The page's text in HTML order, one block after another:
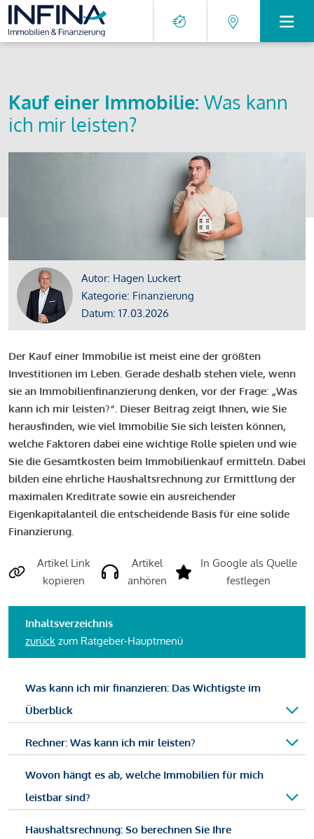
Kauf einer Immobilie: Was kann
ich mir leisten?
Autor: Hagen Luckert
Kategorie: Finanzierung
Datum: 17.03.2026
Der Kauf einer Immobilie ist meist eine der größten
Investitionen im Leben. Gerade deshalb stehen viele, wenn
sie an Immobilienfinanzierung denken, vor der Frage: „Was
kann ich mir leisten?“. Dieser Beitrag zeigt Ihnen, wie Sie
herausfinden, wie viel Immobilie Sie sich leisten können,
welche Faktoren dabei eine wichtige Rolle spielen und wie
Sie die Gesamtkosten beim Immobilienkauf ermitteln. Dabei
bilden eine ehrliche Haushaltsrechnung zur Ermittlung der
maximalen Kreditrate sowie ein ausreichender
Eigenkapitalanteil die entscheidende Basis für eine solide
Finanzierung.
Artikel Link
kopieren
Artikel
anhören
In Google als Quelle
festlegen
Inhaltsverzeichnis
zurück zum Ratgeber-Hauptmenü
Was kann ich mir finanzieren: Das Wichtigste im
Überblick
Rechner: Was kann ich mir leisten?
Wovon hängt es ab, welche Immobilien für mich
leistbar sind?
Haushaltsrechnung: So berechnen Sie Ihre